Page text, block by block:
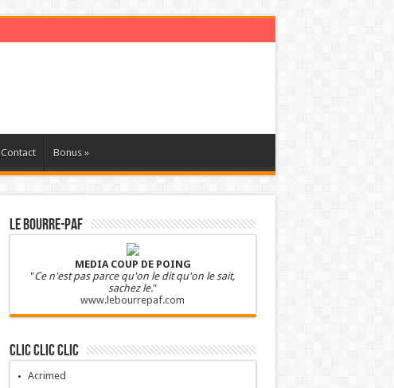
Contact Bonus »
LE BOURRE-PAF
MEDIA COUP DE POING
"Ce n'est pas parce qu'on le dit qu'on le sait,
sachez le."
www.lebourrepaf.com
Clic clic clic
Acrimed